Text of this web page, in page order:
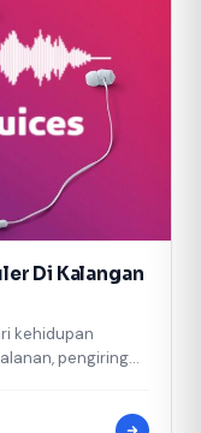
Di Kalangan
kehidupan
pengiring